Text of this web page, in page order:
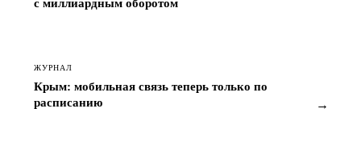
превратил фитнес-блог в сеть магазинов и бренд
ЖУРНАЛ
Крым: мобильная связь теперь только по